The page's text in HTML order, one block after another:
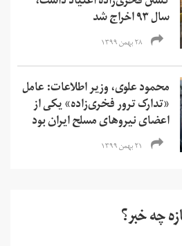
سال ۹۳ اخراج شد
۲۸ بهمن ۱۳۹۹
محمود علوی، وزیر اطلاعات: عامل
«تدارک ترور فخری‌زاده» یکی از
اعضای نیروهای مسلح ایران بود
۲۱ بهمن ۱۳۹۹
چه خبر؟